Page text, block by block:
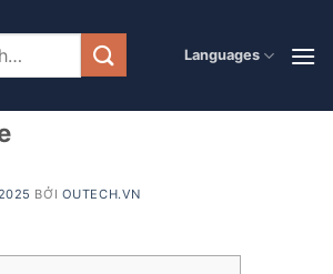
Languages
Xon bet
BỞI OUTECH.VN